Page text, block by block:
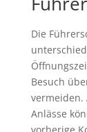
Die
Besuch
vermeiden.
Anlässe